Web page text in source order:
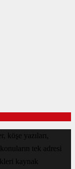
köşe yazıları,
tek adresi
kaynak